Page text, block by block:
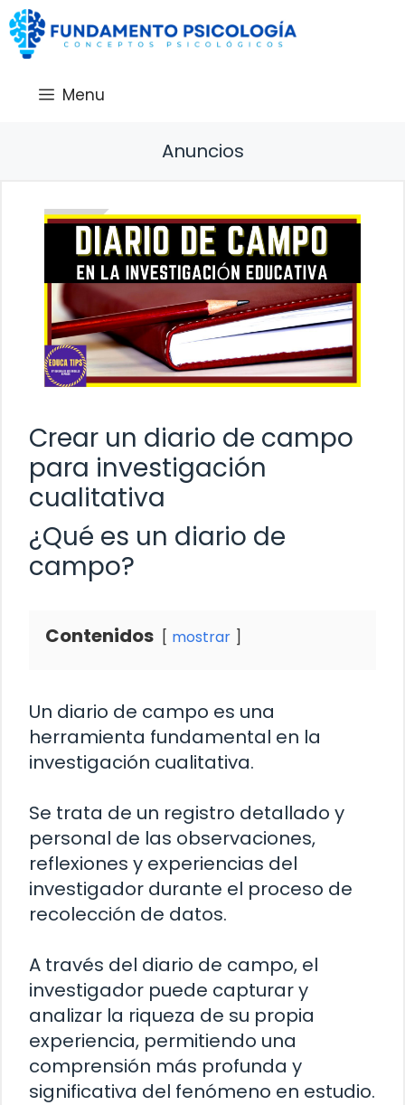
Saltar
al
contenido
Menu
Anuncios
Crear un diario de campo
para investigación
cualitativa
¿Qué es un diario de
campo?
Contenidos mostrar
Un diario de campo es una
herramienta fundamental en la
investigación cualitativa.
Se trata de un registro detallado y
personal de las observaciones,
reflexiones y experiencias del
investigador durante el proceso de
recolección de datos.
A través del diario de campo, el
investigador puede capturar y
analizar la riqueza de su propia
experiencia, permitiendo una
comprensión más profunda y
significativa del fenómeno en estudio.